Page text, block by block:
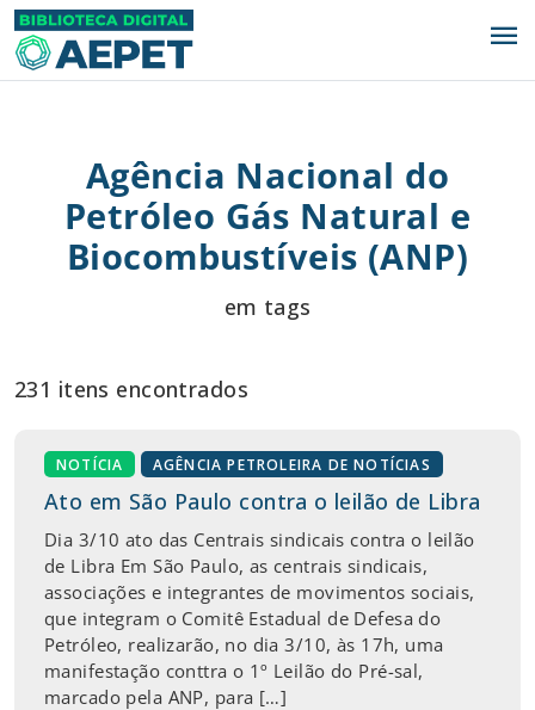
menu
Agência Nacional do
Petróleo Gás Natural e
Biocombustíveis (ANP)
em tags
231 itens encontrados
NOTÍCIA AGÊNCIA PETROLEIRA DE NOTÍCIAS
Ato em São Paulo contra o leilão de Libra
Dia 3/10 ato das Centrais sindicais contra o leilão
de Libra Em São Paulo, as centrais sindicais,
associações e integrantes de movimentos sociais,
que integram o Comitê Estadual de Defesa do
Petróleo, realizarão, no dia 3/10, às 17h, uma
manifestação conttra o 1º Leilão do Pré-sal,
marcado pela ANP, para […]